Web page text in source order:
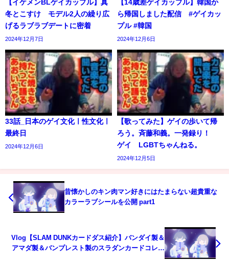
【イケメンBLゲイカップル】真
冬とこすけ モデル2人の繰り広
げるラブラブデートに密着
2024年12月7日
【14歳差ゲイカップル】韓国か
ら帰国しました配信 #ゲイカッ
プル #韓国
2024年12月6日
33話_日本のゲイ文化ㅣ性文化ㅣ
最終日
2024年12月6日
【歌ってみた】ゲイの歩いて帰
ろう。斉藤和義。一発録り！
ゲイ LGBTちゃんねる。
2024年12月5日
昔懐かしのキン肉マン好きにはたまらない超貴重な
カラーラブシールを公開 part1
Vlog【SLAM DUNKカードダス紹介】バンダイ製＆
アマダ製＆バンプレスト製のスラダンカードコレク